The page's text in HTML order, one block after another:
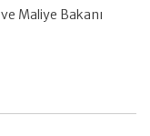
Maliye Bakanı